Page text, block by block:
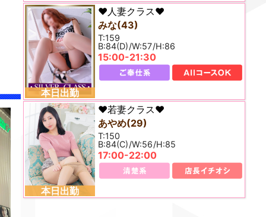
本日出勤
♥人妻クラス♥
みな 43
159
84(D)
57 86
15:00-21:30
本日出勤
♥若妻クラス♥
あやめ 29
150
84(C)
56 85
17:00-22:00